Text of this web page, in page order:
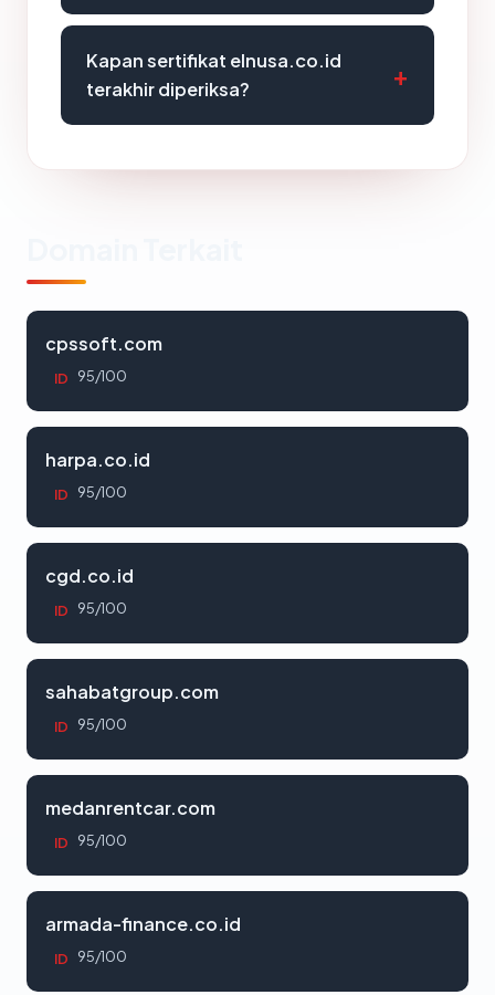
Kapan sertifikat elnusa.co.id
terakhir diperiksa?
cpssoft.com
ID 95/100
harpa.co.id
ID 95/100
cgd.co.id
ID 95/100
sahabatgroup.com
ID 95/100
medanrentcar.com
ID 95/100
armada-finance.co.id
ID 95/100